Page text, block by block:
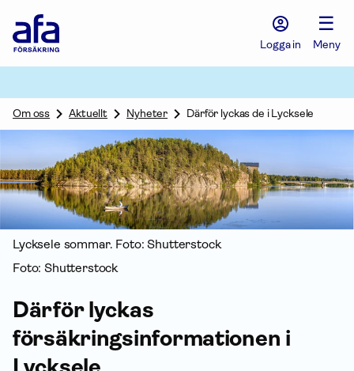
Försäkring
Logga in
☰
Meny
Om oss Aktuellt Nyheter Därför lyckas de i Lycksele
Lycksele sommar. Foto: Shutterstock
Foto: Shutterstock
Därför lyckas
försäkringsinformationen i